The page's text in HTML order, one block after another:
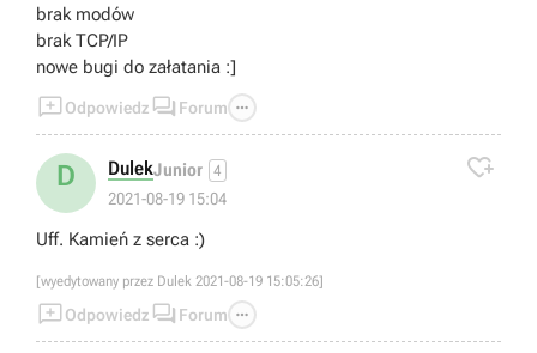
brak modów
brak TCP/IP
nowe bugi do załatania :]
Odpowiedz  Forum 
D DulekJunior 4
2021-08-19 15:04

Uff. Kamień z serca :)
[wyedytowany przez Dulek 2021-08-19 15:05:26]
Odpowiedz  Forum 